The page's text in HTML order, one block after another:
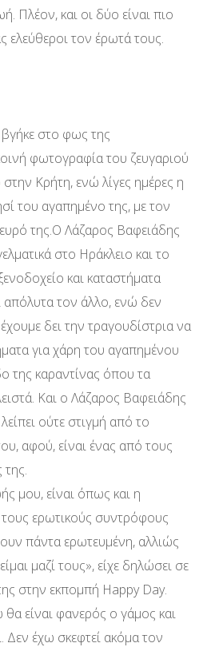
Πλέον, και οι δύο είναι πιο
ελεύθεροι τον έρωτά τους.
στο φως της
φωτογραφία του ζευγαριού
Κρήτη, ενώ λίγες ημέρες η
του αγαπημένο της, με τον
της.Ο Λάζαρος Βαφειάδης
στο Ηράκλειο και το
και καταστήματα
απόλυτα τον άλλο, ενώ δεν
δει την τραγουδίστρια να
για χάρη του αγαπημένου
της καραντίνας όπου τα
Και ο Λάζαρος Βαφειάδης
ούτε στιγμή από το
αφού, είναι ένας από τους
μου, είναι όπως και η
ερωτικούς συντρόφους
πάντα ερωτευμένη, αλλιώς
μαζί τους», είχε δηλώσει σε
στην εκπομπή Happy Day.
είναι φανερός ο γάμος και
Δεν έχω σκεφτεί ακόμα τον